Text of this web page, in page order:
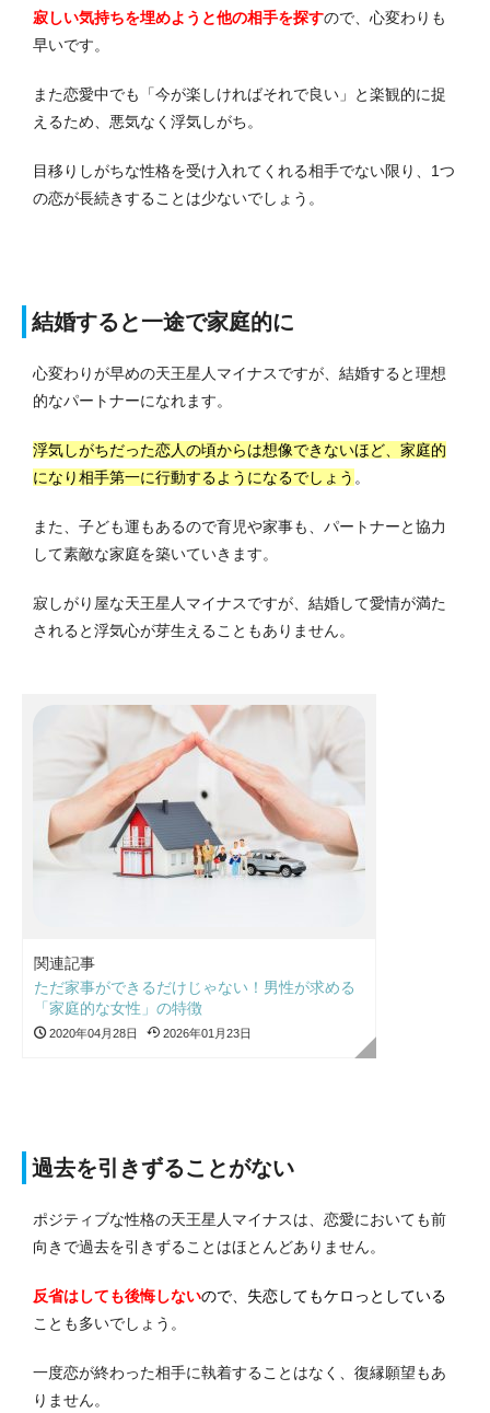
寂しい気持ちを埋めようと他の相手を探すので、心変わりも
早いです。
また恋愛中でも「今が楽しければそれで良い」と楽観的に捉
えるため、悪気なく浮気しがち。
目移りしがちな性格を受け入れてくれる相手でない限り、1つ
の恋が長続きすることは少ないでしょう。
結婚すると一途で家庭的に
心変わりが早めの天王星人マイナスですが、結婚すると理想
的なパートナーになれます。
浮気しがちだった恋人の頃からは想像できないほど、家庭的
になり相手第一に行動するようになるでしょう 。
また、子ども運もあるので育児や家事も、パートナーと協力
して素敵な家庭を築いていきます。
寂しがり屋な天王星人マイナスですが、結婚して愛情が満た
されると浮気心が芽生えることもありません。
関連記事
ただ家事ができるだけじゃない！男性が求める
「家庭的な女性」の特徴
2020年04月28日 2026年01月23日
過去を引きずることがない
ポジティブな性格の天王星人マイナスは、恋愛においても前
向きで過去を引きずることはほとんどありません。
反省はしても後悔しないので、失恋してもケロっとしている
ことも多いでしょう。
一度恋が終わった相手に執着することはなく、復縁願望もあ
りません。